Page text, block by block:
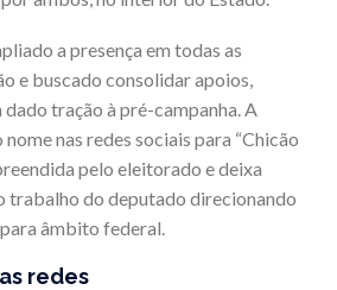
a presença em todas as
e buscado consolidar apoios,
tração à pré-campanha. A
nas redes sociais para “Chicão
pelo eleitorado e deixa
trabalho do deputado direcionando
âmbito federal.
redes